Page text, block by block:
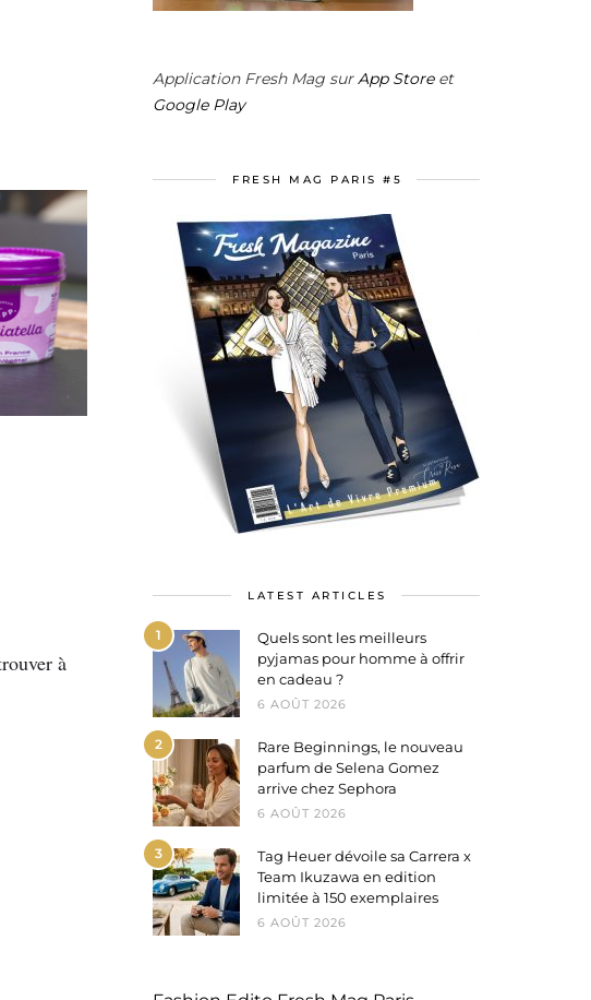
à
Application Fresh Mag surApp Storeet
Google Play
FRESH MAG PARIS #5
LATEST ARTICLES
1
Quels sont les meilleurs
pyjamas pour homme à offrir
en cadeau ?
6 AOÛT 2026
2
Rare Beginnings, le nouveau
parfum de Selena Gomez
arrive chez Sephora
6 AOÛT 2026
3
Tag Heuer dévoile sa Carrera x
Team Ikuzawa en edition
limitée à 150 exemplaires
6 AOÛT 2026